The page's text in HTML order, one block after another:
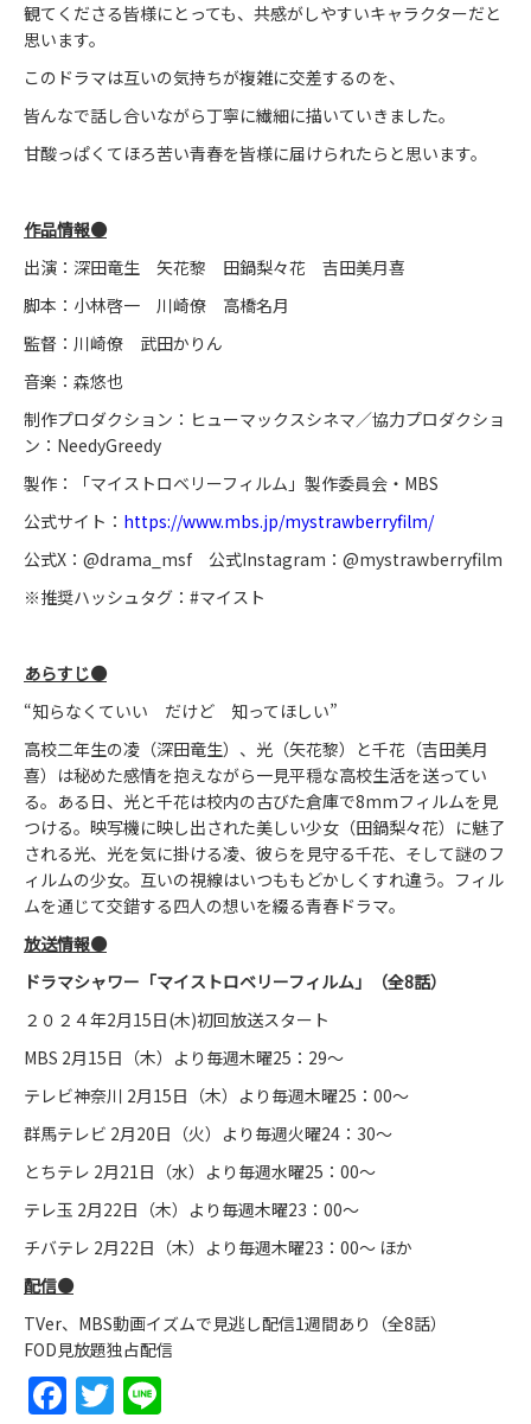
観てくださる皆様にとっても、共感がしやすいキャラクターだと
思います。
このドラマは互いの気持ちが複雑に交差するのを、
皆んなで話し合いながら丁寧に繊細に描いていきました。
甘酸っぱくてほろ苦い青春を皆様に届けられたらと思います。
作品情報●
出演：深田竜生 矢花黎 田鍋梨々花 吉田美月喜
脚本：小林啓一 川崎僚 高橋名月
監督：川崎僚 武田かりん
音楽：森悠也
制作プロダクション：ヒューマックスシネマ／協力プロダクショ
ン：NeedyGreedy
製作：「マイストロベリーフィルム」製作委員会・MBS
公式サイト： https://www.mbs.jp/mystrawberryfilm/
公式X：@drama_msf 公式Instagram：@mystrawberryfilm
※推奨ハッシュタグ：#マイスト
あらすじ●
“知らなくていい だけど 知ってほしい”
高校二年生の凌（深田竜生）、光（矢花黎）と千花（吉田美月
喜）は秘めた感情を抱えながら一見平穏な高校生活を送ってい
る。ある日、光と千花は校内の古びた倉庫で8mmフィルムを見
つける。映写機に映し出された美しい少女（田鍋梨々花）に魅了
される光、光を気に掛ける凌、彼らを見守る千花、そして謎のフ
ィルムの少女。互いの視線はいつももどかしくすれ違う。フィル
ムを通じて交錯する四人の想いを綴る青春ドラマ。
放送情報●
ドラマシャワー「マイストロベリーフィルム」（全8話）
２０２４年2月15日(木)初回放送スタート
MBS 2月15日（木）より毎週木曜25：29～
テレビ神奈川 2月15日（木）より毎週木曜25：00～
群馬テレビ 2月20日（火）より毎週火曜24：30～
とちテレ 2月21日（水）より毎週水曜25：00～
テレ玉 2月22日（木）より毎週木曜23：00～
チバテレ 2月22日（木）より毎週木曜23：00～ ほか
配信●
TVer、MBS動画イズムで見逃し配信1週間あり（全8話）
FOD見放題独占配信
Facebook
Twitter